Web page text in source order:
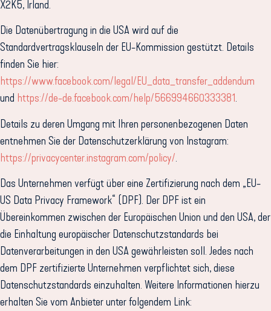
X2K5, Irland.
Die Datenübertragung in die USA wird auf die
Standardvertragsklauseln der EU-Kommission gestützt. Details
finden Sie hier:
https://www.facebook.com/legal/EU_data_transfer_addendum
und https://de-de.facebook.com/help/566994660333381.
Details zu deren Umgang mit Ihren personenbezogenen Daten
entnehmen Sie der Datenschutzerklärung von Instagram:
https://privacycenter.instagram.com/policy/.
Das Unternehmen verfügt über eine Zertifizierung nach dem „EU-
US Data Privacy Framework“ (DPF). Der DPF ist ein
Übereinkommen zwischen der Europäischen Union und den USA, der
die Einhaltung europäischer Datenschutzstandards bei
Datenverarbeitungen in den USA gewährleisten soll. Jedes nach
dem DPF zertifizierte Unternehmen verpflichtet sich, diese
Datenschutzstandards einzuhalten. Weitere Informationen hierzu
erhalten Sie vom Anbieter unter folgendem Link: